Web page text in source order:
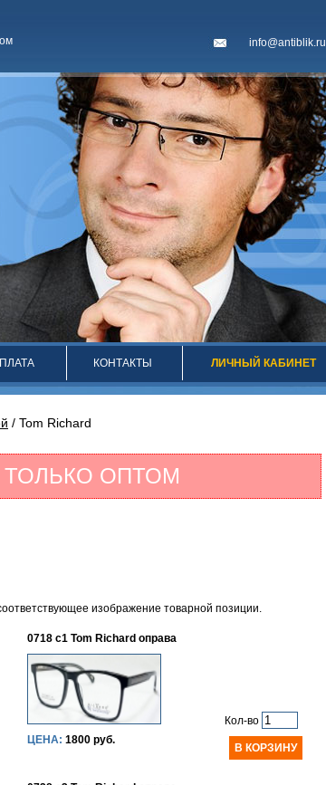
info@antiblik.ru
КОНТАКТЫ ЛИЧНЫЙ КАБИНЕТ
/ Tom Richard
ОПТОМ
изображение товарной позиции.
0718 c1 Tom Richard оправа
Кол-во
ЦЕНА: 1800 руб.